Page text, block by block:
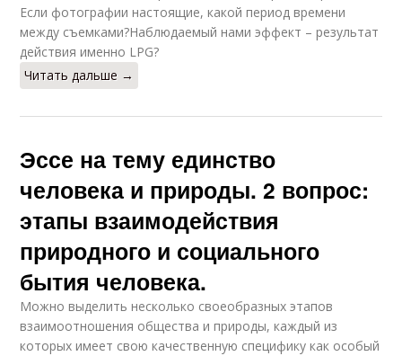
Если фотографии настоящие, какой период времени
между съемками?Наблюдаемый нами эффект – результат
действия именно LPG?
Читать дальше →
Эссе на тему единство
человека и природы. 2 вопрос:
этапы взаимодействия
природного и социального
бытия человека.
Можно выделить несколько своеобразных этапов
взаимоотношения общест­ва и природы, каждый из
которых имеет свою качественную специфику как особый